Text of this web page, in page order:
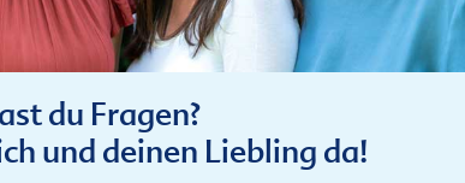
du Fragen?
und deinen Liebling da!